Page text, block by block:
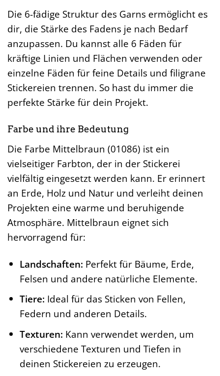
Die 6-fädige Struktur des Garns ermöglicht es
dir, die Stärke des Fadens je nach Bedarf
anzupassen. Du kannst alle 6 Fäden für
kräftige Linien und Flächen verwenden oder
einzelne Fäden für feine Details und filigrane
Stickereien trennen. So hast du immer die
perfekte Stärke für dein Projekt.
Farbe und ihre Bedeutung
Die Farbe Mittelbraun (01086) ist ein
vielseitiger Farbton, der in der Stickerei
vielfältig eingesetzt werden kann. Er erinnert
an Erde, Holz und Natur und verleiht deinen
Projekten eine warme und beruhigende
Atmosphäre. Mittelbraun eignet sich
hervorragend für:
Landschaften: Perfekt für Bäume, Erde,
Felsen und andere natürliche Elemente.
Tiere: Ideal für das Sticken von Fellen,
Federn und anderen Details.
Texturen: Kann verwendet werden, um
verschiedene Texturen und Tiefen in
deinen Stickereien zu erzeugen.